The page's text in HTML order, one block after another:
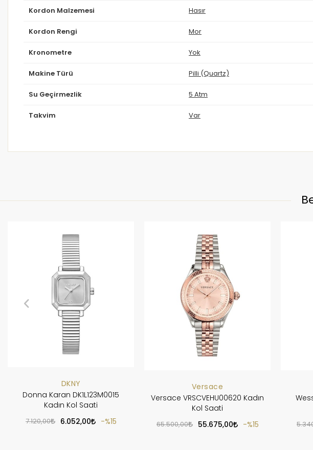
Kordon Malzemesi Hasır
Kordon Rengi Mor
Kronometre Yok
Makine Türü Pilli (Quartz)
Su Geçirmezlik 5 Atm
Takvim Var
DKNY
Donna Karan DK1L123M0015
Kadın Kol Saati
7.120,00 6.052,00 %15
Versace
Versace VRSCVEHU00620 Kadın
Kol Saati
65.500,00 55.675,00 %15